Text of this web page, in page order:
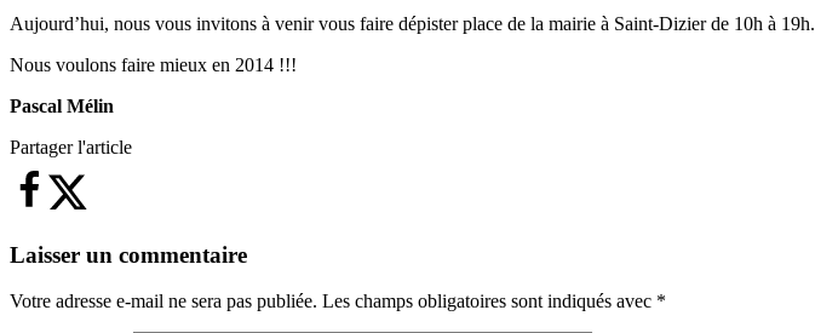
Aujourd’hui, nous vous invitons à venir vous faire dépister place de la mairie à Saint-Dizier de 10h à 19h.
Nous voulons faire mieux en 2014 !!!
Pascal Mélin
Partager l'article
Laisser un commentaire
Votre adresse e-mail ne sera pas publiée. Les champs obligatoires sont indiqués avec *